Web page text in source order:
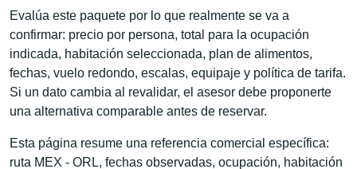
Evalúa este paquete por lo que realmente se va a
confirmar: precio por persona, total para la ocupación
indicada, habitación seleccionada, plan de alimentos,
fechas, vuelo redondo, escalas, equipaje y política de tarifa.
Si un dato cambia al revalidar, el asesor debe proponerte
una alternativa comparable antes de reservar.
Esta página resume una referencia comercial específica:
ruta MEX - ORL, fechas observadas, ocupación, habitación